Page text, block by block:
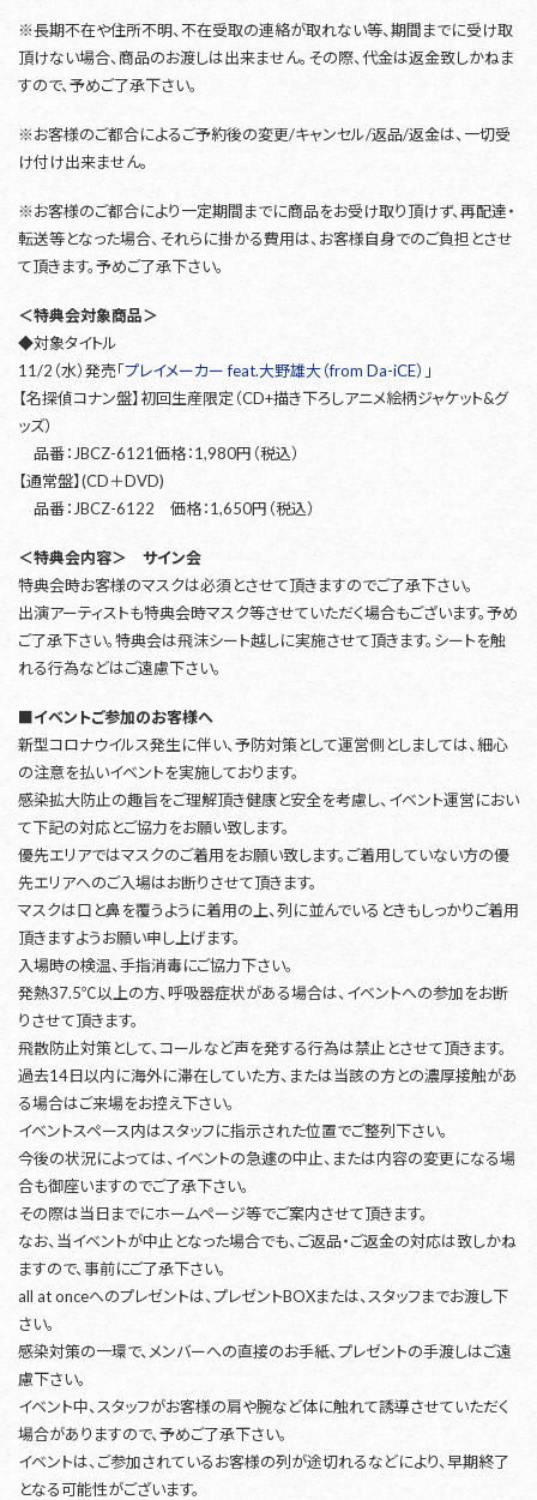
※長期不在や住所不明、不在受取の連絡が取れない等、期間までに受け取
頂けない場合、商品のお渡しは出来ません。その際、代金は返金致しかねま
すので、予めご了承下さい。
※お客様のご都合によるご予約後の変更/キャンセル/返品/返金は、一切受
け付け出来ません。
※お客様のご都合により一定期間までに商品をお受け取り頂けず、再配達・
転送等となった場合、それらに掛かる費用は、お客様自身でのご負担とさせ
て頂きます。予めご了承下さい。
＜特典会対象商品＞
◆対象タイトル
11/2（水）発売「プレイメーカー feat.大野雄大（from Da-iCE） 」
【名探偵コナン盤】初回生産限定（CD+描き下ろしアニメ絵柄ジャケット&グ
ッズ）
品番：JBCZ-6121価格：1,980円（税込）
【通常盤】(CD＋DVD)
品番：JBCZ-6122 価格：1,650円（税込）
＜特典会内容＞ サイン会
特典会時お客様のマスクは必須とさせて頂きますのでご了承下さい。
出演アーティストも特典会時マスク等させていただく場合もございます。予め
ご了承下さい。特典会は飛沫シート越しに実施させて頂きます。シートを触
れる行為などはご遠慮下さい。
■イベントご参加のお客様へ
新型コロナウイルス発生に伴い、予防対策として運営側としましては、細心
の注意を払いイベントを実施しております。
感染拡大防止の趣旨をご理解頂き健康と安全を考慮し、イベント運営におい
て下記の対応とご協力をお願い致します。
優先エリアではマスクのご着用をお願い致します。ご着用していない方の優
先エリアへのご入場はお断りさせて頂きます。
マスクは口と鼻を覆うように着用の上、列に並んでいるときもしっかりご着用
頂きますようお願い申し上げます。
入場時の検温、手指消毒にご協力下さい。
発熱37.5℃以上の方、呼吸器症状がある場合は、イベントへの参加をお断
りさせて頂きます。
飛散防止対策として、コールなど声を発する行為は禁止とさせて頂きます。
過去14日以内に海外に滞在していた方、または当該の方との濃厚接触があ
る場合はご来場をお控え下さい。
イベントスペース内はスタッフに指示された位置でご整列下さい。
今後の状況によっては、イベントの急遽の中止、または内容の変更になる場
合も御座いますのでご了承下さい。
その際は当日までにホームページ等でご案内させて頂きます。
なお、当イベントが中止となった場合でも、ご返品・ご返金の対応は致しかね
ますので、事前にご了承下さい。
all at onceへのプレゼントは、プレゼントBOXまたは、スタッフまでお渡し下
さい。
感染対策の一環で、メンバーへの直接のお手紙、プレゼントの手渡しはご遠
慮下さい。
イベント中、スタッフがお客様の肩や腕など体に触れて誘導させていただく
場合がありますので、予めご了承下さい。
イベントは、ご参加されているお客様の列が途切れるなどにより、早期終了
となる可能性がございます。